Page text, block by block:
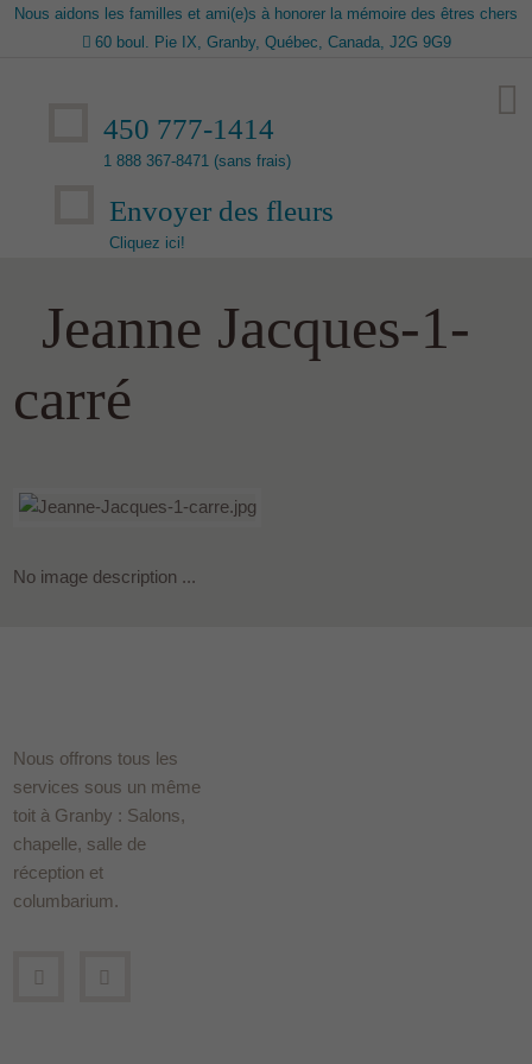
Nous aidons les familles et ami(e)s à honorer la mémoire des êtres chers
60 boul. Pie IX, Granby, Québec, Canada, J2G 9G9
450 777-1414
1 888 367-8471 (sans frais)
Envoyer des fleurs
Cliquez ici!
Jeanne Jacques-1-
carré
No image description ...
Nous offrons tous les
services sous un même
toit à Granby : Salons,
chapelle, salle de
réception et
columbarium.